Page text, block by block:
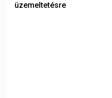
üzemeltetésre